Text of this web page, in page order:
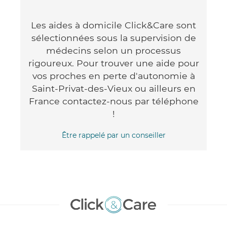
Les aides à domicile Click&Care sont
sélectionnées sous la supervision de
médecins selon un processus
rigoureux. Pour trouver une aide pour
vos proches en perte d'autonomie à
Saint-Privat-des-Vieux ou ailleurs en
France contactez-nous par téléphone
!
Être rappelé par un conseiller